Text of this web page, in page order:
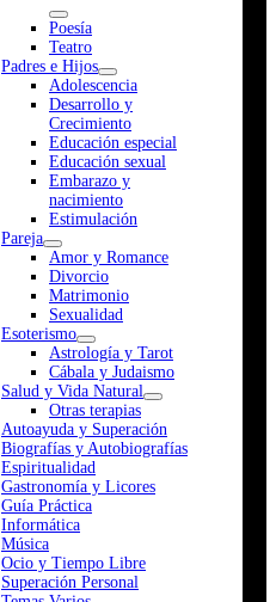
Poesía
Teatro
Padres e Hijos
Adolescencia
Desarrollo y
Crecimiento
Educación especial
Educación sexual
Embarazo y
nacimiento
Estimulación
Pareja
Amor y Romance
Divorcio
Matrimonio
Sexualidad
Esoterismo
Astrología y Tarot
Cábala y Judaismo
Salud y Vida Natural
Otras terapias
Autoayuda y Superación
Biografías y Autobiografías
Espiritualidad
Gastronomía y Licores
Guía Práctica
Informática
Música
Ocio y Tiempo Libre
Superación Personal